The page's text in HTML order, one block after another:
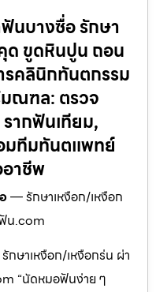
นบางซื่อ รักษา
ด ขูดหินปูน ถอน
คลินิกทันตกรรม
มณฑล: ตรวจ
ากฟันเทียม,
ทีมทันตแพทย์
าชีพ
— รักษาเหงือก/เหงือก
น.com
ษาเหงือก/เหงือกร่น ผ่า
“นัดหมอฟันง่าย ๆ